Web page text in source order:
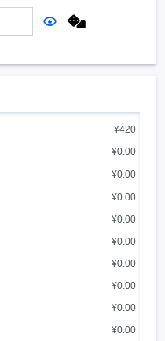
¥420
¥0.00
¥0.00
¥0.00
¥0.00
¥0.00
¥0.00
¥0.00
¥0.00
¥0.00